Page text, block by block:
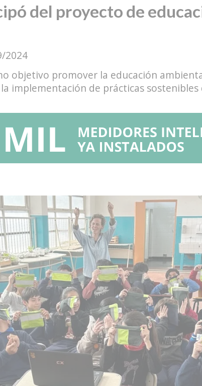
del proyecto de
objetivo promover la educación
implementación de prácticas sostenibles
2024